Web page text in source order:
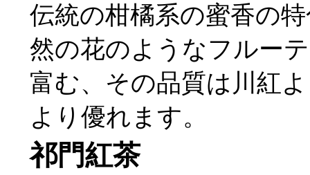
伝統の柑橘系の蜜香の
然の花のようなフルー
富む、その品質は川紅
より優れます。
祁門紅茶